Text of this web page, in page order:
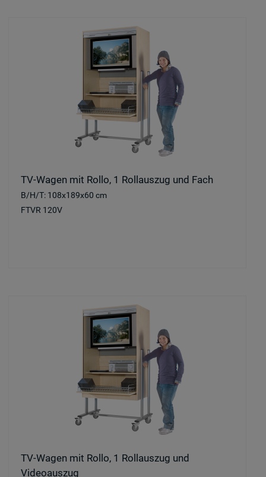
TV-Wagen mit Rollo, 1 Rollauszug und Fach
B/H/T: 108x189x60 cm
FTVR 120V
TV-Wagen mit Rollo, 1 Rollauszug und
Videoauszug